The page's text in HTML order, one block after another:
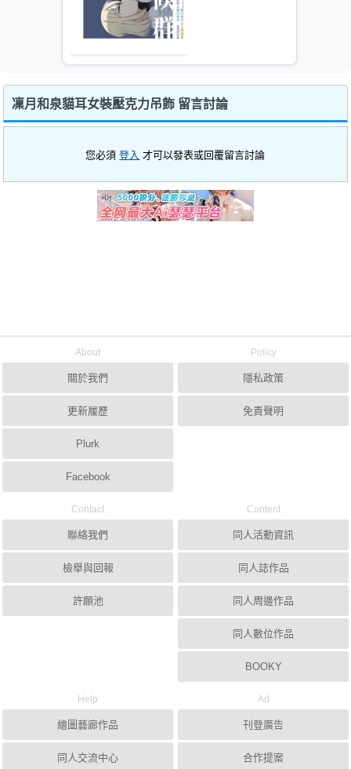
凜月和泉貓耳女裝壓克力吊飾 留言討論
您必須登入 才可以發表或回覆留言討論
About
關於我們
更新履歷
Plurk
Facebook
Policy
隱私政策
免責聲明
Contact
聯絡我們
檢舉與回報
許願池
Content
同人活動資訊
同人誌作品
同人周邊作品
同人數位作品
BOOKY
Help
繪圖藝廊作品
同人交流中心
Ad
刊登廣告
合作提案